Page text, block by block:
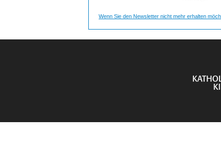
Wenn Sie den Newsletter nicht mehr erhalten